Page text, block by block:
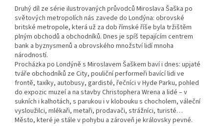
Druhý díl ze série ilustrovaných průvodců Miroslava Šaška po
světových metropolích nás zavede do Londýna: obrovské
britské metropole, která už za dob římské říše byla tržištěm
plným obchodů a obchodníků. Dnes je spíš tepajícím centrem
bank a byznysmenů a obrovského množství lidí mnoha
národností.
Procházka po Londýně s Miroslavem Šaškem baví i dnes: upjaté
tváře obchodníků ze City, pouliční performeři bavící lidi ve
frontě, taxíky, autobusy, gardisté, řečníci v Hyde Parku, pohled
do expozic muzeí a na stavby Christophera Wrena a lidé – v
sukních i kalhotách, s parukou i v klobouku s chocholem, váleční
vysloužilci, mlékaři, metaři, prodavači, strážníci, turisté…
Město, které je stále v pohybu a zároveň je královsky pevné.